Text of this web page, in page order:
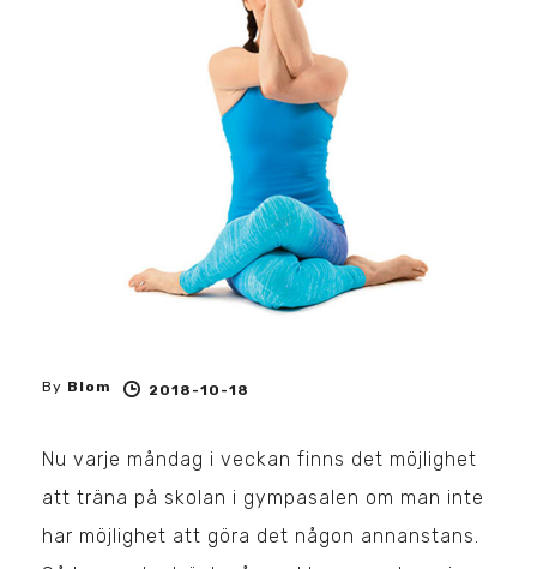
By Blom 2018-10-18
Nu varje måndag i veckan finns det möjlighet
att träna på skolan i gympasalen om man inte
har möjlighet att göra det någon annanstans.